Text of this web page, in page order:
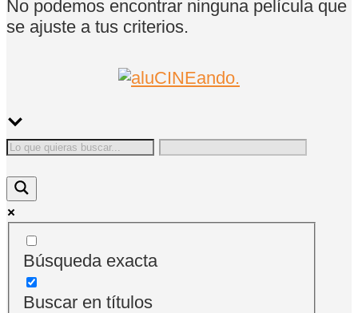
No podemos encontrar ninguna película que
se ajuste a tus criterios.
Búsqueda exacta
Buscar en títulos